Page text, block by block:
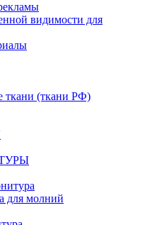
видимости для
ткани (ткани РФ)
для молний